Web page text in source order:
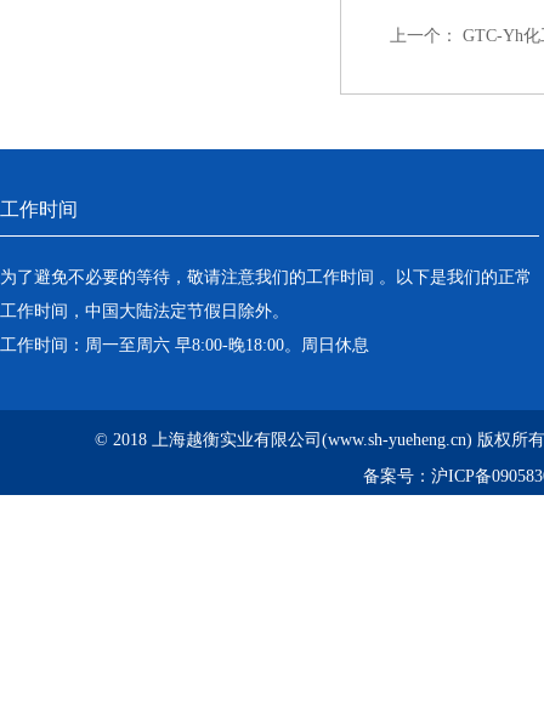
上一个： GTC-Yh
工作时间
为了避免不必要的等待，敬请注意我们的工作时间 。以下是我们的正常
工作时间，中国大陆法定节假日除外。
工作时间：周一至周六 早8:00-晚18:00。周日休息
© 2018 上海越衡实业有限公司(www.sh-yueheng.cn) 版权所
备案号： 沪ICP备